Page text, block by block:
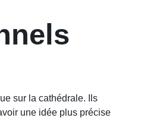
sur la cathédrale. Ils
une idée plus précise